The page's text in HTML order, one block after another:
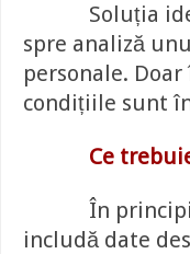
Soluția
spre analiză
personale.
condițiile sunt
Ce
În
includă date